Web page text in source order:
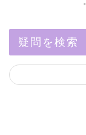
疑問を検索